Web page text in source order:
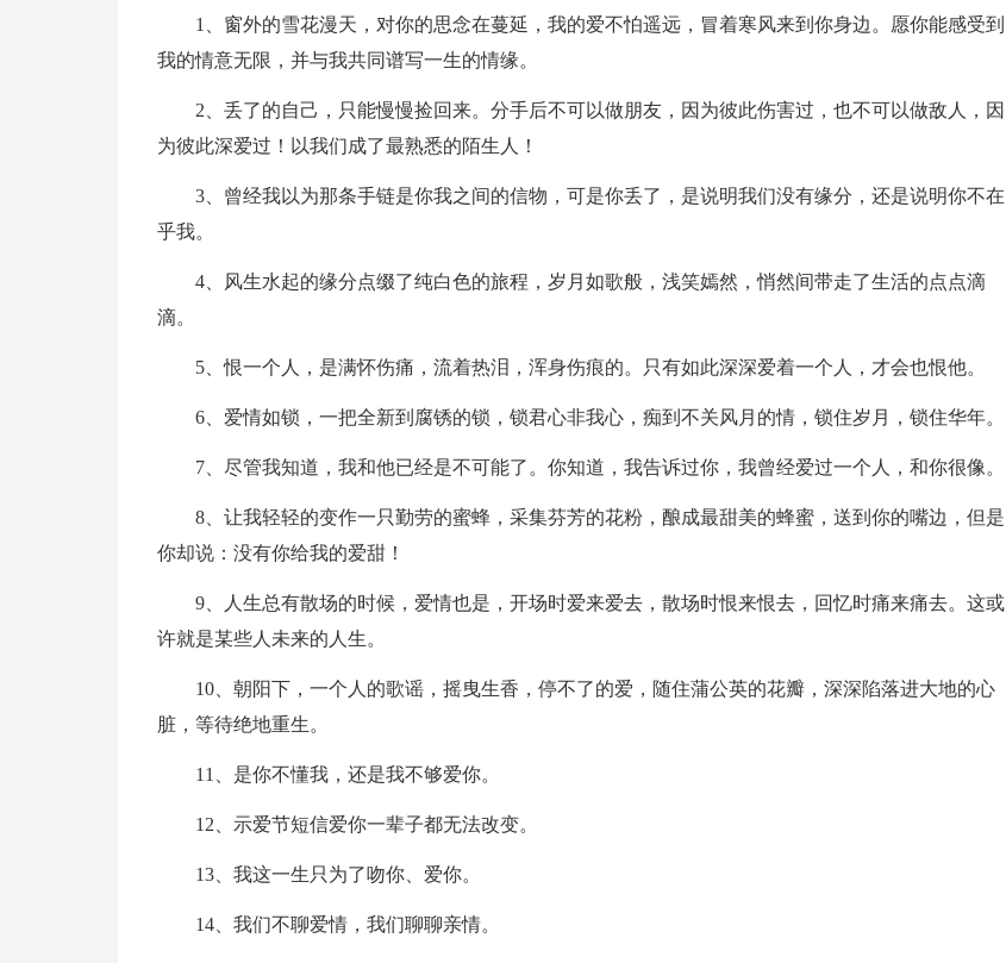
1、窗外的雪花漫天，对你的思念在蔓延，我的爱不怕遥远，冒着寒风来到你身边。愿你能感受到
我的情意无限，并与我共同谱写一生的情缘。
2、丢了的自己，只能慢慢捡回来。分手后不可以做朋友，因为彼此伤害过，也不可以做敌人，因
为彼此深爱过！以我们成了最熟悉的陌生人！
3、曾经我以为那条手链是你我之间的信物，可是你丢了，是说明我们没有缘分，还是说明你不在
乎我。
4、风生水起的缘分点缀了纯白色的旅程，岁月如歌般，浅笑嫣然，悄然间带走了生活的点点滴
滴。
5、恨一个人，是满怀伤痛，流着热泪，浑身伤痕的。只有如此深深爱着一个人，才会也恨他。
6、爱情如锁，一把全新到腐锈的锁，锁君心非我心，痴到不关风月的情，锁住岁月，锁住华年。
7、尽管我知道，我和他已经是不可能了。你知道，我告诉过你，我曾经爱过一个人，和你很像。
8、让我轻轻的变作一只勤劳的蜜蜂，采集芬芳的花粉，酿成最甜美的蜂蜜，送到你的嘴边，但是
你却说：没有你给我的爱甜！
9、人生总有散场的时候，爱情也是，开场时爱来爱去，散场时恨来恨去，回忆时痛来痛去。这或
许就是某些人未来的人生。
10、朝阳下，一个人的歌谣，摇曳生香，停不了的爱，随住蒲公英的花瓣，深深陷落进大地的心
脏，等待绝地重生。
11、是你不懂我，还是我不够爱你。
12、示爱节短信爱你一辈子都无法改变。
13、我这一生只为了吻你、爱你。
14、我们不聊爱情，我们聊聊亲情。